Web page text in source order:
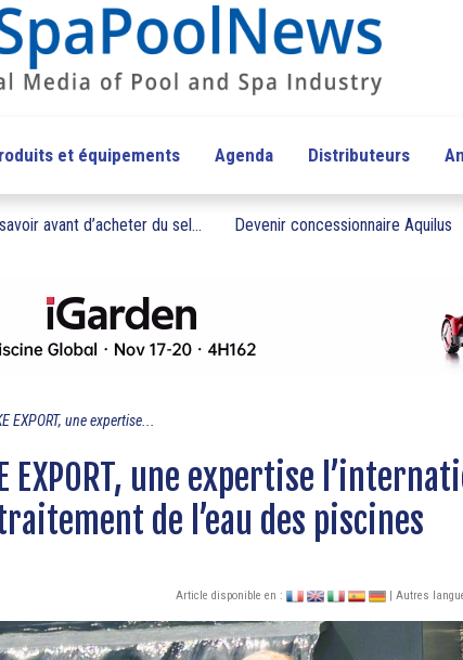
et équipements Agenda Distributeurs
avant d’acheter du sel... Devenir concessionnaire Aquilus
EXPORT, une expertise...
EXPORT, une expertise
de l’eau des piscines
Article disponible en : | Autres